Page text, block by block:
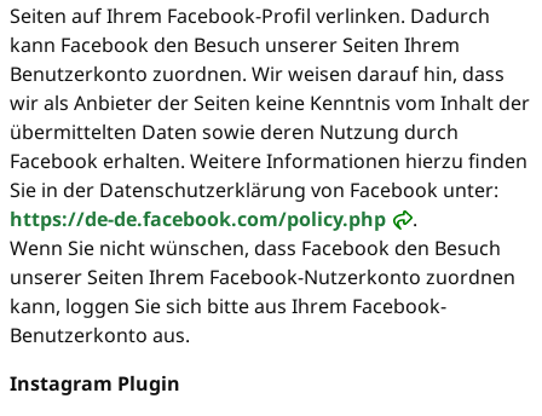
Seiten auf Ihrem Facebook-Profil verlinken. Dadurch
kann Facebook den Besuch unserer Seiten Ihrem
Benutzerkonto zuordnen. Wir weisen darauf hin, dass
wir als Anbieter der Seiten keine Kenntnis vom Inhalt der
übermittelten Daten sowie deren Nutzung durch
Facebook erhalten. Weitere Informationen hierzu finden
Sie in der Datenschutzerklärung von Facebook unter:
https://de-de.facebook.com/policy.php
.
Wenn Sie nicht wünschen, dass Facebook den Besuch
unserer Seiten Ihrem Facebook-Nutzerkonto zuordnen
kann, loggen Sie sich bitte aus Ihrem Facebook-
Benutzerkonto aus.
Instagram Plugin